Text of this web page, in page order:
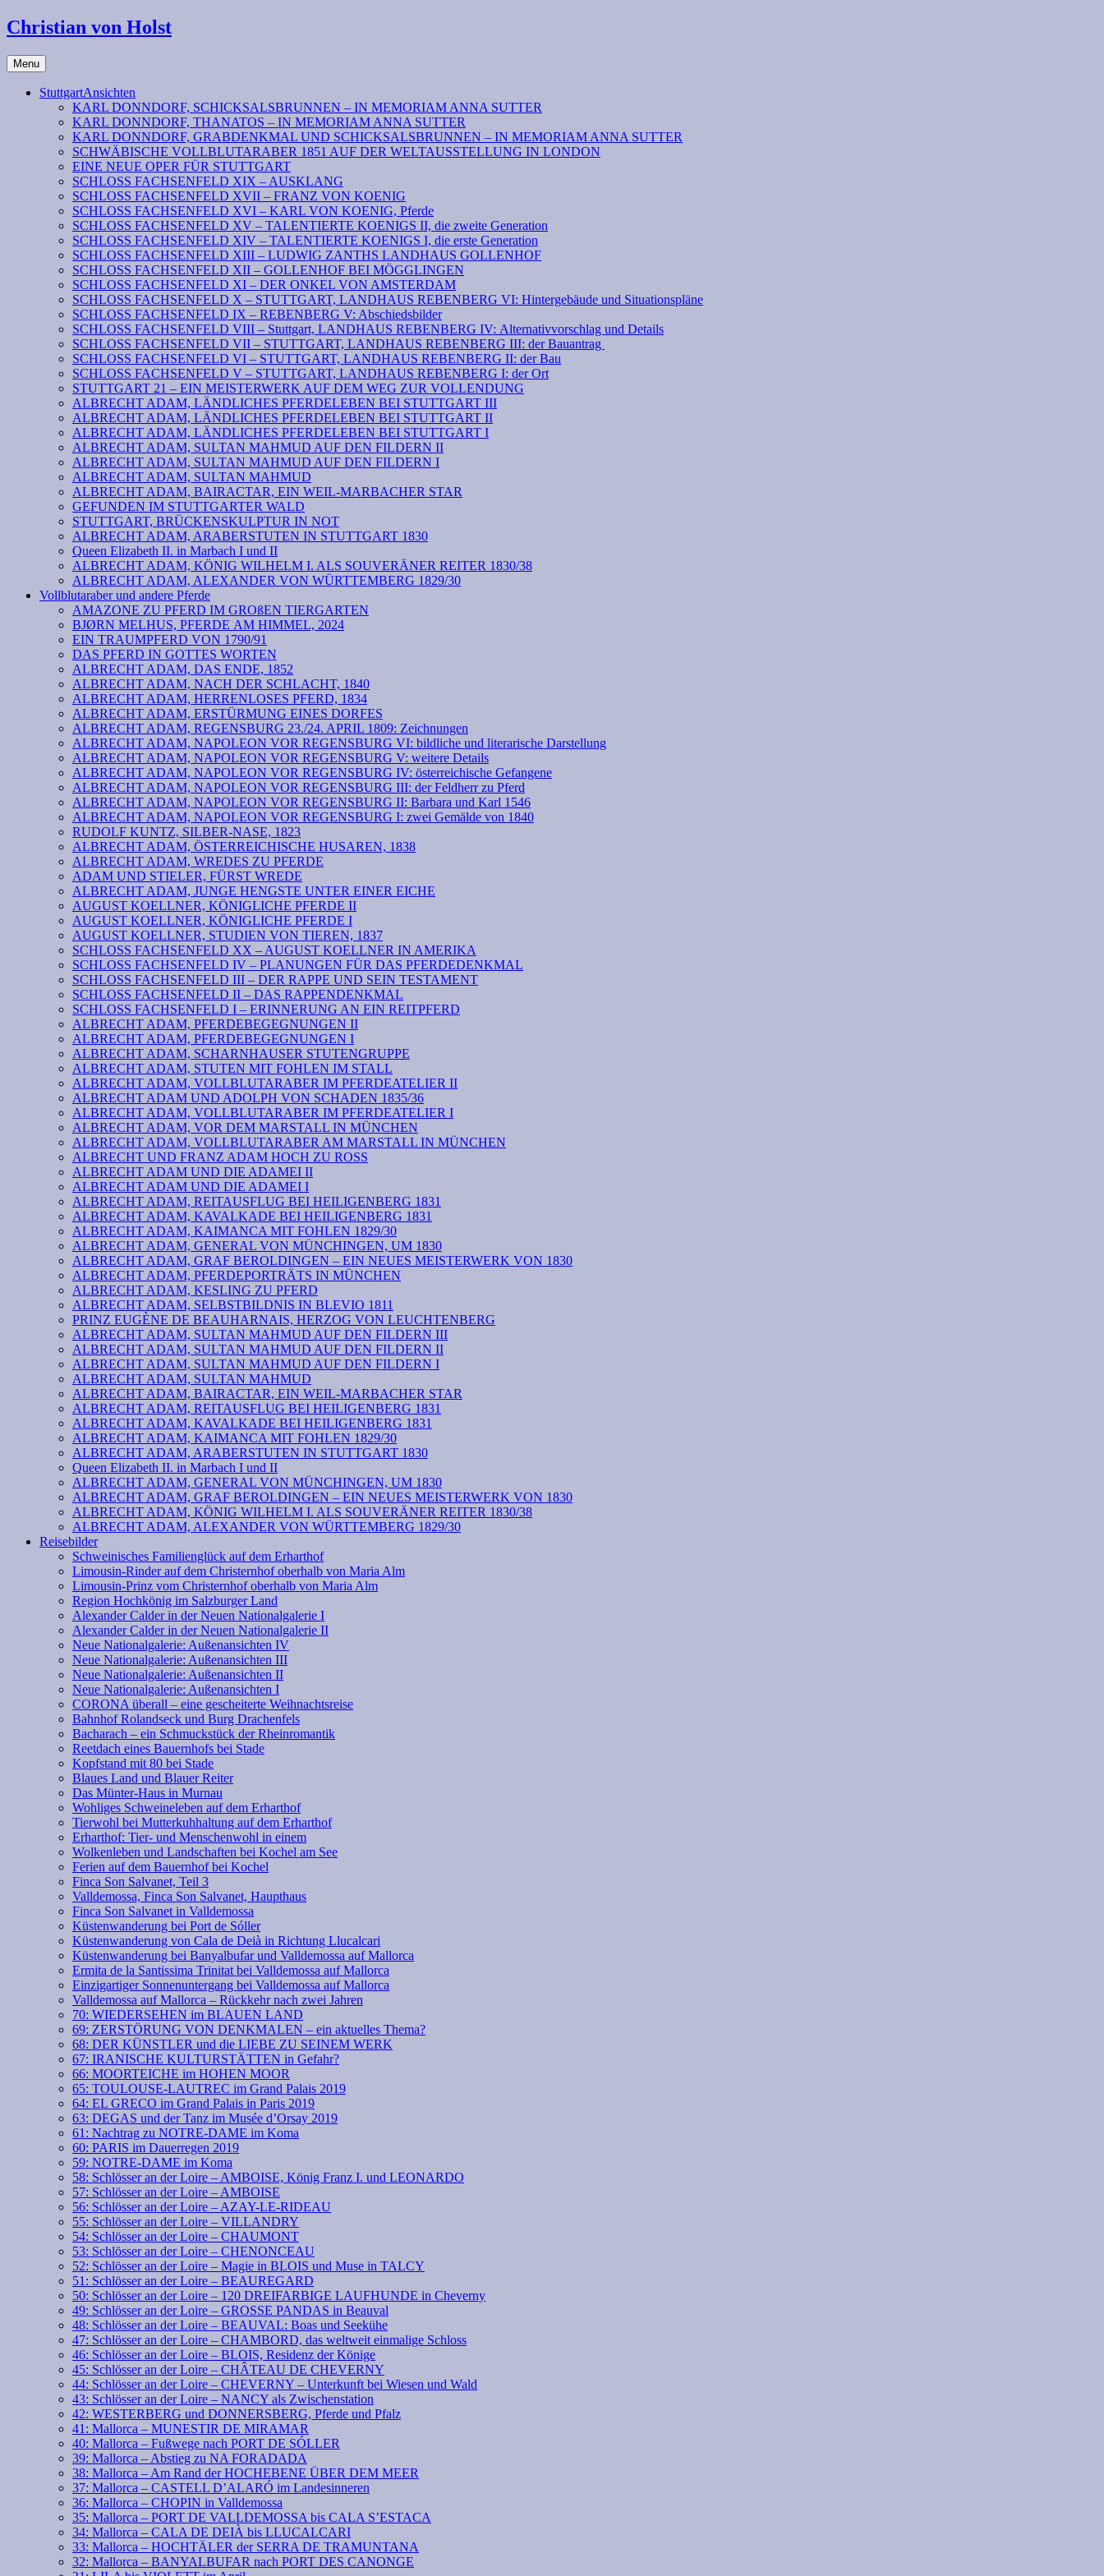
Christian von Holst
Menu
StuttgartAnsichten
KARL DONNDORF, SCHICKSALSBRUNNEN – IN MEMORIAM ANNA SUTTER
KARL DONNDORF, THANATOS – IN MEMORIAM ANNA SUTTER
KARL DONNDORF, GRABDENKMAL UND SCHICKSALSBRUNNEN – IN MEMORIAM ANNA SUTTER
SCHWÄBISCHE VOLLBLUTARABER 1851 AUF DER WELTAUSSTELLUNG IN LONDON
EINE NEUE OPER FÜR STUTTGART
SCHLOSS FACHSENFELD XIX – AUSKLANG
SCHLOSS FACHSENFELD XVII – FRANZ VON KOENIG
SCHLOSS FACHSENFELD XVI – KARL VON KOENIG, Pferde
SCHLOSS FACHSENFELD XV – TALENTIERTE KOENIGS II, die zweite Generation
SCHLOSS FACHSENFELD XIV – TALENTIERTE KOENIGS I, die erste Generation
SCHLOSS FACHSENFELD XIII – LUDWIG ZANTHS LANDHAUS GOLLENHOF
SCHLOSS FACHSENFELD XII – GOLLENHOF BEI MÖGGLINGEN
SCHLOSS FACHSENFELD XI – DER ONKEL VON AMSTERDAM
SCHLOSS FACHSENFELD X – STUTTGART, LANDHAUS REBENBERG VI: Hintergebäude und Situationspläne
SCHLOSS FACHSENFELD IX – REBENBERG V: Abschiedsbilder
SCHLOSS FACHSENFELD VIII – Stuttgart, LANDHAUS REBENBERG IV: Alternativvorschlag und Details
SCHLOSS FACHSENFELD VII – STUTTGART, LANDHAUS REBENBERG III: der Bauantrag
SCHLOSS FACHSENFELD VI – STUTTGART, LANDHAUS REBENBERG II: der Bau
SCHLOSS FACHSENFELD V – STUTTGART, LANDHAUS REBENBERG I: der Ort
STUTTGART 21 – EIN MEISTERWERK AUF DEM WEG ZUR VOLLENDUNG
ALBRECHT ADAM, LÄNDLICHES PFERDELEBEN BEI STUTTGART III
ALBRECHT ADAM, LÄNDLICHES PFERDELEBEN BEI STUTTGART II
ALBRECHT ADAM, LÄNDLICHES PFERDELEBEN BEI STUTTGART I
ALBRECHT ADAM, SULTAN MAHMUD AUF DEN FILDERN II
ALBRECHT ADAM, SULTAN MAHMUD AUF DEN FILDERN I
ALBRECHT ADAM, SULTAN MAHMUD
ALBRECHT ADAM, BAIRACTAR, EIN WEIL-MARBACHER STAR
GEFUNDEN IM STUTTGARTER WALD
STUTTGART, BRÜCKENSKULPTUR IN NOT
ALBRECHT ADAM, ARABERSTUTEN IN STUTTGART 1830
Queen Elizabeth II. in Marbach I und II
ALBRECHT ADAM, KÖNIG WILHELM I. ALS SOUVERÄNER REITER 1830/38
ALBRECHT ADAM, ALEXANDER VON WÜRTTEMBERG 1829/30
Vollblutaraber und andere Pferde
AMAZONE ZU PFERD IM GROßEN TIERGARTEN
BJØRN MELHUS, PFERDE AM HIMMEL, 2024
EIN TRAUMPFERD VON 1790/91
DAS PFERD IN GOTTES WORTEN
ALBRECHT ADAM, DAS ENDE, 1852
ALBRECHT ADAM, NACH DER SCHLACHT, 1840
ALBRECHT ADAM, HERRENLOSES PFERD, 1834
ALBRECHT ADAM, ERSTÜRMUNG EINES DORFES
ALBRECHT ADAM, REGENSBURG 23./24. APRIL 1809: Zeichnungen
ALBRECHT ADAM, NAPOLEON VOR REGENSBURG VI: bildliche und literarische Darstellung
ALBRECHT ADAM, NAPOLEON VOR REGENSBURG V: weitere Details
ALBRECHT ADAM, NAPOLEON VOR REGENSBURG IV: österreichische Gefangene
ALBRECHT ADAM, NAPOLEON VOR REGENSBURG III: der Feldherr zu Pferd
ALBRECHT ADAM, NAPOLEON VOR REGENSBURG II: Barbara und Karl 1546
ALBRECHT ADAM, NAPOLEON VOR REGENSBURG I: zwei Gemälde von 1840
RUDOLF KUNTZ, SILBER-NASE, 1823
ALBRECHT ADAM, ÖSTERREICHISCHE HUSAREN, 1838
ALBRECHT ADAM, WREDES ZU PFERDE
ADAM UND STIELER, FÜRST WREDE
ALBRECHT ADAM, JUNGE HENGSTE UNTER EINER EICHE
AUGUST KOELLNER, KÖNIGLICHE PFERDE II
AUGUST KOELLNER, KÖNIGLICHE PFERDE I
AUGUST KOELLNER, STUDIEN VON TIEREN, 1837
SCHLOSS FACHSENFELD XX – AUGUST KOELLNER IN AMERIKA
SCHLOSS FACHSENFELD IV – PLANUNGEN FÜR DAS PFERDEDENKMAL
SCHLOSS FACHSENFELD III – DER RAPPE UND SEIN TESTAMENT
SCHLOSS FACHSENFELD II – DAS RAPPENDENKMAL
SCHLOSS FACHSENFELD I – ERINNERUNG AN EIN REITPFERD
ALBRECHT ADAM, PFERDEBEGEGNUNGEN II
ALBRECHT ADAM, PFERDEBEGEGNUNGEN I
ALBRECHT ADAM, SCHARNHAUSER STUTENGRUPPE
ALBRECHT ADAM, STUTEN MIT FOHLEN IM STALL
ALBRECHT ADAM, VOLLBLUTARABER IM PFERDEATELIER II
ALBRECHT ADAM UND ADOLPH VON SCHADEN 1835/36
ALBRECHT ADAM, VOLLBLUTARABER IM PFERDEATELIER I
ALBRECHT ADAM, VOR DEM MARSTALL IN MÜNCHEN
ALBRECHT ADAM, VOLLBLUTARABER AM MARSTALL IN MÜNCHEN
ALBRECHT UND FRANZ ADAM HOCH ZU ROSS
ALBRECHT ADAM UND DIE ADAMEI II
ALBRECHT ADAM UND DIE ADAMEI I
ALBRECHT ADAM, REITAUSFLUG BEI HEILIGENBERG 1831
ALBRECHT ADAM, KAVALKADE BEI HEILIGENBERG 1831
ALBRECHT ADAM, KAIMANCA MIT FOHLEN 1829/30
ALBRECHT ADAM, GENERAL VON MÜNCHINGEN, UM 1830
ALBRECHT ADAM, GRAF BEROLDINGEN – EIN NEUES MEISTERWERK VON 1830
ALBRECHT ADAM, PFERDEPORTRÄTS IN MÜNCHEN
ALBRECHT ADAM, KESLING ZU PFERD
ALBRECHT ADAM, SELBSTBILDNIS IN BLEVIO 1811
PRINZ EUGÈNE DE BEAUHARNAIS, HERZOG VON LEUCHTENBERG
ALBRECHT ADAM, SULTAN MAHMUD AUF DEN FILDERN III
ALBRECHT ADAM, SULTAN MAHMUD AUF DEN FILDERN II
ALBRECHT ADAM, SULTAN MAHMUD AUF DEN FILDERN I
ALBRECHT ADAM, SULTAN MAHMUD
ALBRECHT ADAM, BAIRACTAR, EIN WEIL-MARBACHER STAR
ALBRECHT ADAM, REITAUSFLUG BEI HEILIGENBERG 1831
ALBRECHT ADAM, KAVALKADE BEI HEILIGENBERG 1831
ALBRECHT ADAM, KAIMANCA MIT FOHLEN 1829/30
ALBRECHT ADAM, ARABERSTUTEN IN STUTTGART 1830
Queen Elizabeth II. in Marbach I und II
ALBRECHT ADAM, GENERAL VON MÜNCHINGEN, UM 1830
ALBRECHT ADAM, GRAF BEROLDINGEN – EIN NEUES MEISTERWERK VON 1830
ALBRECHT ADAM, KÖNIG WILHELM I. ALS SOUVERÄNER REITER 1830/38
ALBRECHT ADAM, ALEXANDER VON WÜRTTEMBERG 1829/30
Reisebilder
Schweinisches Familienglück auf dem Erharthof
Limousin-Rinder auf dem Christernhof oberhalb von Maria Alm
Limousin-Prinz vom Christernhof oberhalb von Maria Alm
Region Hochkönig im Salzburger Land
Alexander Calder in der Neuen Nationalgalerie I
Alexander Calder in der Neuen Nationalgalerie II
Neue Nationalgalerie: Außenansichten IV
Neue Nationalgalerie: Außenansichten III
Neue Nationalgalerie: Außenansichten II
Neue Nationalgalerie: Außenansichten I
CORONA überall – eine gescheiterte Weihnachtsreise
Bahnhof Rolandseck und Burg Drachenfels
Bacharach – ein Schmuckstück der Rheinromantik
Reetdach eines Bauernhofs bei Stade
Kopfstand mit 80 bei Stade
Blaues Land und Blauer Reiter
Das Münter-Haus in Murnau
Wohliges Schweineleben auf dem Erharthof
Tierwohl bei Mutterkuhhaltung auf dem Erharthof
Erharthof: Tier- und Menschenwohl in einem
Wolkenleben und Landschaften bei Kochel am See
Ferien auf dem Bauernhof bei Kochel
Finca Son Salvanet, Teil 3
Valldemossa, Finca Son Salvanet, Haupthaus
Finca Son Salvanet in Valldemossa
Küstenwanderung bei Port de Sóller
Küstenwanderung von Cala de Deià in Richtung Llucalcari
Küstenwanderung bei Banyalbufar und Valldemossa auf Mallorca
Ermita de la Santissima Trinitat bei Valldemossa auf Mallorca
Einzigartiger Sonnenuntergang bei Valldemossa auf Mallorca
Valldemossa auf Mallorca – Rückkehr nach zwei Jahren
70: WIEDERSEHEN im BLAUEN LAND
69: ZERSTÖRUNG VON DENKMALEN – ein aktuelles Thema?
68: DER KÜNSTLER und die LIEBE ZU SEINEM WERK
67: IRANISCHE KULTURSTÄTTEN in Gefahr?
66: MOORTEICHE im HOHEN MOOR
65: TOULOUSE-LAUTREC im Grand Palais 2019
64: EL GRECO im Grand Palais in Paris 2019
63: DEGAS und der Tanz im Musée d’Orsay 2019
61: Nachtrag zu NOTRE-DAME im Koma
60: PARIS im Dauerregen 2019
59: NOTRE-DAME im Koma
58: Schlösser an der Loire – AMBOISE, König Franz I. und LEONARDO
57: Schlösser an der Loire – AMBOISE
56: Schlösser an der Loire – AZAY-LE-RIDEAU
55: Schlösser an der Loire – VILLANDRY
54: Schlösser an der Loire – CHAUMONT
53: Schlösser an der Loire – CHENONCEAU
52: Schlösser an der Loire – Magie in BLOIS und Muse in TALCY
51: Schlösser an der Loire – BEAUREGARD
50: Schlösser an der Loire – 120 DREIFARBIGE LAUFHUNDE in Cheverny
49: Schlösser an der Loire – GROSSE PANDAS in Beauval
48: Schlösser an der Loire – BEAUVAL: Boas und Seekühe
47: Schlösser an der Loire – CHAMBORD, das weltweit einmalige Schloss
46: Schlösser an der Loire – BLOIS, Residenz der Könige
45: Schlösser an der Loire – CHÂTEAU DE CHEVERNY
44: Schlösser an der Loire – CHEVERNY – Unterkunft bei Wiesen und Wald
43: Schlösser an der Loire – NANCY als Zwischenstation
42: WESTERBERG und DONNERSBERG, Pferde und Pfalz
41: Mallorca – MUNESTIR DE MIRAMAR
40: Mallorca – Fußwege nach PORT DE SÓLLER
39: Mallorca – Abstieg zu NA FORADADA
38: Mallorca – Am Rand der HOCHEBENE ÜBER DEM MEER
37: Mallorca – CASTELL D’ALARÓ im Landesinneren
36: Mallorca – CHOPIN in Valldemossa
35: Mallorca – PORT DE VALLDEMOSSA bis CALA S’ESTACA
34: Mallorca – CALA DE DEIÀ bis LLUCALCARI
33: Mallorca – HOCHTÄLER der SERRA DE TRAMUNTANA
32: Mallorca – BANYALBUFAR nach PORT DES CANONGE